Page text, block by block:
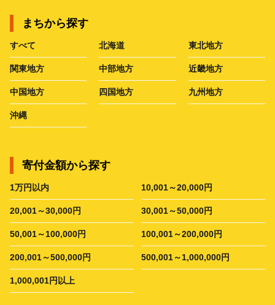
まちから探す
すべて 北海道 東北地方
関東地方 中部地方 近畿地方
中国地方 四国地方 九州地方
沖縄
寄付金額から探す
1万円以内 10,001～20,000円
20,001～30,000円 30,001～50,000円
50,001～100,000円 100,001～200,000円
200,001～500,000円 500,001～1,000,000円
1,000,001円以上